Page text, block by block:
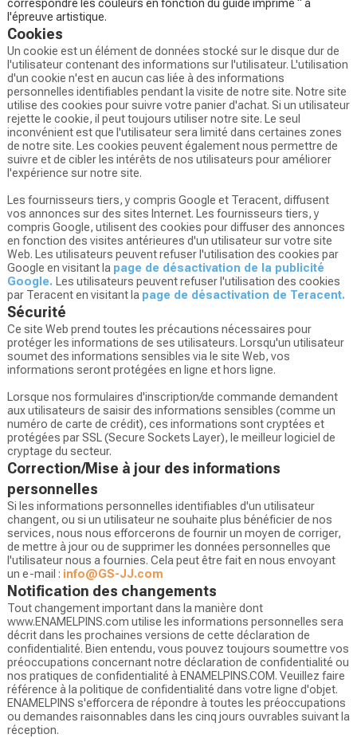
correspondre les couleurs en fonction du guide imprimé “ à
l'épreuve artistique.
Cookies
Un cookie est un élément de données stocké sur le disque dur de
l'utilisateur contenant des informations sur l'utilisateur. L'utilisation
d'un cookie n'est en aucun cas liée à des informations
personnelles identifiables pendant la visite de notre site. Notre site
utilise des cookies pour suivre votre panier d'achat. Si un utilisateur
rejette le cookie, il peut toujours utiliser notre site. Le seul
inconvénient est que l'utilisateur sera limité dans certaines zones
de notre site. Les cookies peuvent également nous permettre de
suivre et de cibler les intérêts de nos utilisateurs pour améliorer
l'expérience sur notre site.
Les fournisseurs tiers, y compris Google et Teracent, diffusent
vos annonces sur des sites Internet. Les fournisseurs tiers, y
compris Google, utilisent des cookies pour diffuser des annonces
en fonction des visites antérieures d'un utilisateur sur votre site
Web. Les utilisateurs peuvent refuser l'utilisation des cookies par
Google en visitant la page de désactivation de la publicité
Google. Les utilisateurs peuvent refuser l'utilisation des cookies
par Teracent en visitant la page de désactivation de Teracent.
Sécurité
Ce site Web prend toutes les précautions nécessaires pour
protéger les informations de ses utilisateurs. Lorsqu'un utilisateur
soumet des informations sensibles via le site Web, vos
informations seront protégées en ligne et hors ligne.
Lorsque nos formulaires d'inscription/de commande demandent
aux utilisateurs de saisir des informations sensibles (comme un
numéro de carte de crédit), ces informations sont cryptées et
protégées par SSL (Secure Sockets Layer), le meilleur logiciel de
cryptage du secteur.
Correction/Mise à jour des informations
personnelles
Si les informations personnelles identifiables d'un utilisateur
changent, ou si un utilisateur ne souhaite plus bénéficier de nos
services, nous nous efforcerons de fournir un moyen de corriger,
de mettre à jour ou de supprimer les données personnelles que
l'utilisateur nous a fournies. Cela peut être fait en nous envoyant
un e-mail : info@GS-JJ.com
Notification des changements
Tout changement important dans la manière dont
www.ENAMELPINS.com utilise les informations personnelles sera
décrit dans les prochaines versions de cette déclaration de
confidentialité. Bien entendu, vous pouvez toujours soumettre vos
préoccupations concernant notre déclaration de confidentialité ou
nos pratiques de confidentialité à ENAMELPINS.COM. Veuillez faire
référence à la politique de confidentialité dans votre ligne d'objet.
ENAMELPINS s'efforcera de répondre à toutes les préoccupations
ou demandes raisonnables dans les cinq jours ouvrables suivant la
réception.